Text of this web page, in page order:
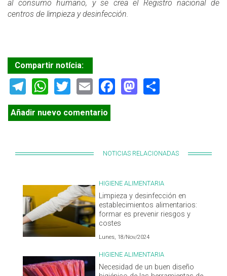
al consumo humano, y se crea el Registro nacional de
centros de limpieza y desinfección.
Compartir notícia:
Telegram
WhatsApp
TwitterEmailFacebook
Mastodon
Añadir nuevo comentario
NOTICIAS RELACIONADAS
HIGIENE ALIMENTARIA
Limpieza y desinfección en
establecimientos alimentarios:
formar es prevenir riesgos y
costes
Lunes, 18/Nov/2024
HIGIENE ALIMENTARIA
Necesidad de un buen diseño